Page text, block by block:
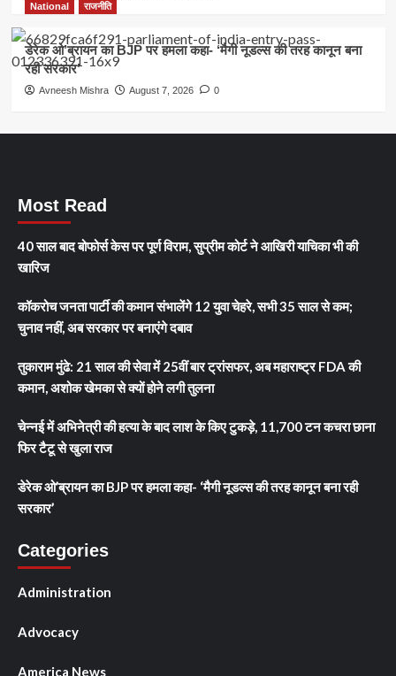
National
राजनीति
डेरेक ओ’ब्रायन का BJP पर हमला कहा- ‘मैगी नूडल्स की तरह कानून बना
रही सरकार’
Avneesh Mishra August 7, 2026 0
Most Read
40 साल बाद बोफोर्स केस पर पूर्ण विराम, सुप्रीम कोर्ट ने आखिरी याचिका भी की
खारिज
कॉकरोच जनता पार्टी की कमान संभालेंगे 12 युवा चेहरे, सभी 35 साल से कम;
चुनाव नहीं, अब सरकार पर बनाएंगे दबाव
तुकाराम मुंढे: 21 साल की सेवा में 25वीं बार ट्रांसफर, अब महाराष्ट्र FDA की
कमान, अशोक खेमका से क्यों होने लगी तुलना
चेन्नई में अभिनेत्री की हत्या के बाद लाश के किए टुकड़े, 11,700 टन कचरा छाना
फिर टैटू से खुला राज
डेरेक ओ’ब्रायन का BJP पर हमला कहा- ‘मैगी नूडल्स की तरह कानून बना रही
सरकार’
Categories
Administration
Advocacy
America News